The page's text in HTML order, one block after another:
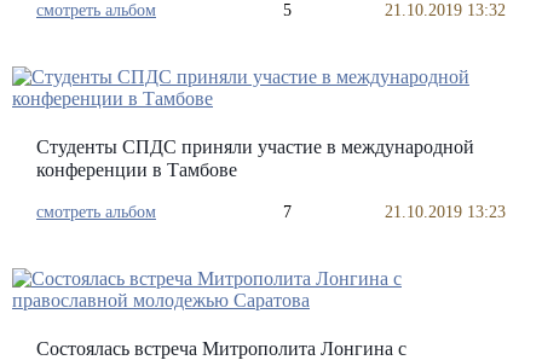
смотреть альбом 5 21.10.2019 13:32
Студенты СПДС приняли участие в международной
конференции в Тамбове
смотреть альбом 7 21.10.2019 13:23
Состоялась встреча Митрополита Лонгина с